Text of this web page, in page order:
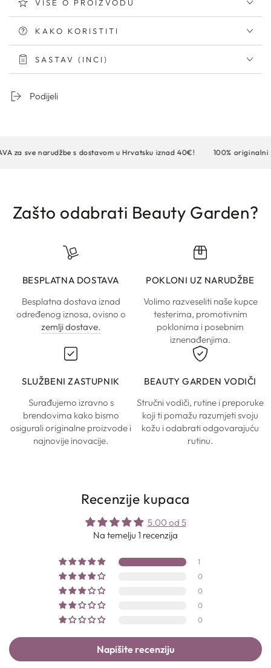
VIŠE O PROIZVODU
KAKO KORISTITI
SASTAV (INCI)
Podijeli
sve narudžbe s dostavom u Hrvatsku iznad 40€! 100% originalni
Zašto odabrati Beauty Garden?
BESPLATNA DOSTAVA
Besplatna dostava iznad
određenog iznosa, ovisno o
zemlji dostave.
POKLONI UZ NARUDŽBE
Volimo razveseliti naše kupce
testerima, promotivnim
poklonima i posebnim
iznenađenjima.
SLUŽBENI ZASTUPNIK
Surađujemo izravno s
brendovima kako bismo
osigurali originalne proizvode i
najnovije inovacije.
BEAUTY GARDEN VODIČI
Stručni vodiči, rutine i preporuke
koji ti pomažu razumjeti svoju
kožu i odabrati odgovarajuću
rutinu.
Recenzije kupaca
5.00 od 5
Na temelju 1 recenzija
1
0
0
0
0
Napišite recenziju